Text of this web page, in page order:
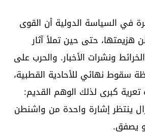
في السياسة الدولية أن القوى
هزيمتها، حتى حين تملأ آثار
ونشرات الأخبار. والحرب على
سقوط نهائي للأحادية القطبية،
تعرية كبرى لذلك الوهم القديم:
ينتظر إشارة واحدة من واشنطن
يصفق.